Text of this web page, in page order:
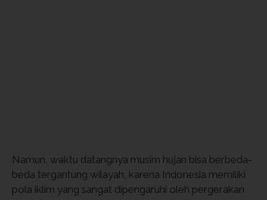
Namun, waktu datangnya musim hujan bisa berbeda-
beda tergantung wilayah, karena Indonesia memiliki
pola iklim yang sangat dipengaruhi oleh pergerakan